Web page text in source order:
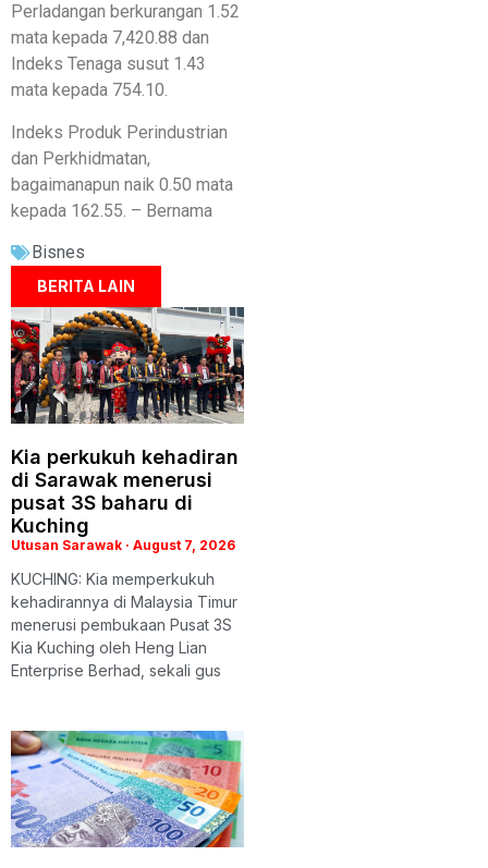
Perladangan berkurangan 1.52
mata kepada 7,420.88 dan
Indeks Tenaga susut 1.43
mata kepada 754.10.
Indeks Produk Perindustrian
dan Perkhidmatan,
bagaimanapun naik 0.50 mata
kepada 162.55. – Bernama
Bisnes
BERITA LAIN
Kia perkukuh kehadiran
di Sarawak menerusi
pusat 3S baharu di
Kuching
Utusan Sarawak August 7, 2026
KUCHING: Kia memperkukuh
kehadirannya di Malaysia Timur
menerusi pembukaan Pusat 3S
Kia Kuching oleh Heng Lian
Enterprise Berhad, sekali gus